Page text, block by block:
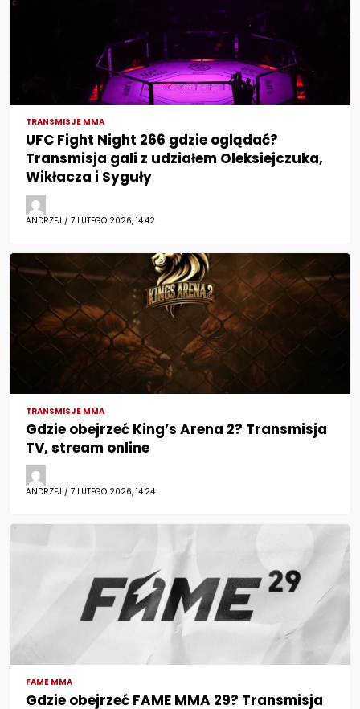
TRANSMISJE MMA
UFC Fight Night 266 gdzie oglądać?
Transmisja gali z udziałem Oleksiejczuka,
Wikłacza i Syguły
ANDRZEJ / 7 LUTEGO 2026, 14:42
TRANSMISJE MMA
Gdzie obejrzeć King’s Arena 2? Transmisja
TV, stream online
ANDRZEJ / 7 LUTEGO 2026, 14:24
FAME MMA
Gdzie obejrzeć FAME MMA 29? Transmisja